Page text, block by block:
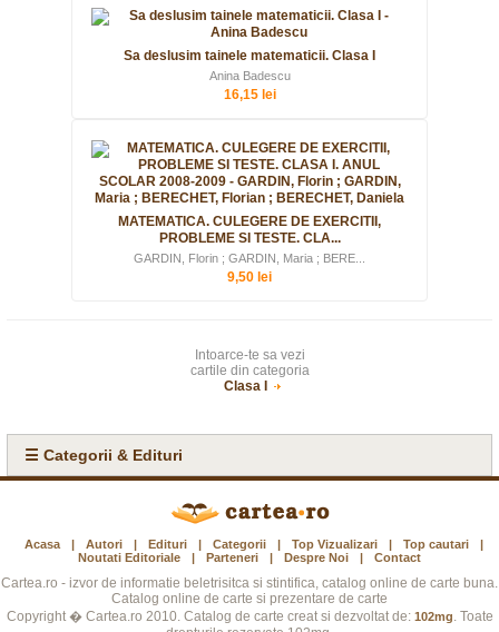
Sa deslusim tainele matematicii. Clasa I
Anina Badescu
16,15 lei
MATEMATICA. CULEGERE DE EXERCITII,
PROBLEME SI TESTE. CLA...
GARDIN, Florin ; GARDIN, Maria ; BERE...
9,50 lei
Intoarce-te sa vezi
cartile din categoria
Clasa I
☰ Categorii & Edituri
Acasa | Autori | Edituri | Categorii | Top Vizualizari | Top cautari
|
Noutati Editoriale
| Parteneri | Despre Noi | Contact
Cartea.ro - izvor de informatie beletrisitca si stintifica, catalog online de carte buna.
Catalog online de carte si prezentare de carte
Copyright � Cartea.ro 2010. Catalog de carte creat si dezvoltat de: 102mg. Toate